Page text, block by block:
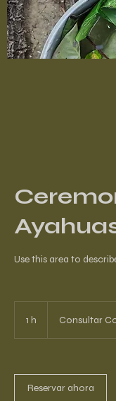
Use this area to
1 h Consultar
Reservar ahora